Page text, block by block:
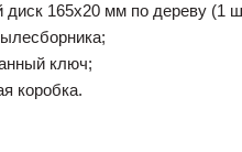
диск 165х20 мм по дереву (1
ключ;
коробка.